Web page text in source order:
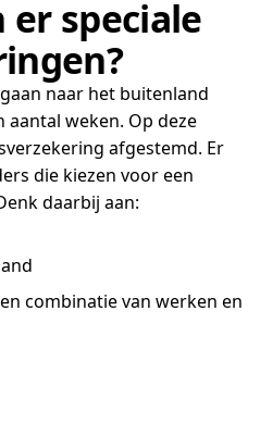
er speciale
naar het buitenland
aantal weken. Op deze
afgestemd. Er
die kiezen voor een
daarbij aan:
combinatie van werken en